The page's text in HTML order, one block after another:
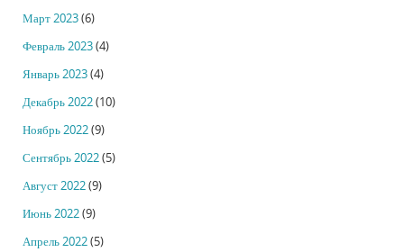
Март 2023(6)
Февраль 2023(4)
Январь 2023(4)
Декабрь 2022(10)
Ноябрь 2022(9)
Сентябрь 2022(5)
Август 2022(9)
Июнь 2022(9)
Апрель 2022(5)